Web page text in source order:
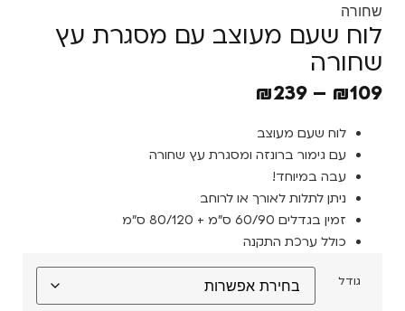
שחורה
לוח שעם מעוצב עם מסגרת עץ
שחורה
₪109
–
₪239
לוח שעם מעוצב
עם גימור ברונזה ומסגרת עץ שחורה
עבה במיוחד!
ניתן לתלות לאורך או לרוחב
זמין בגדלים 60/90 ס”מ + 80/120 ס”מ
כולל ערכת התקנה
גודל